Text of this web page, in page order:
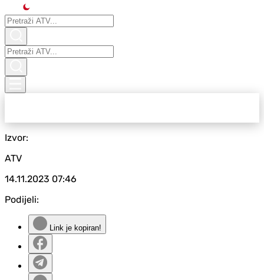
Izvor:
ATV
14.11.2023 07:46
Podijeli:
Link je kopiran!